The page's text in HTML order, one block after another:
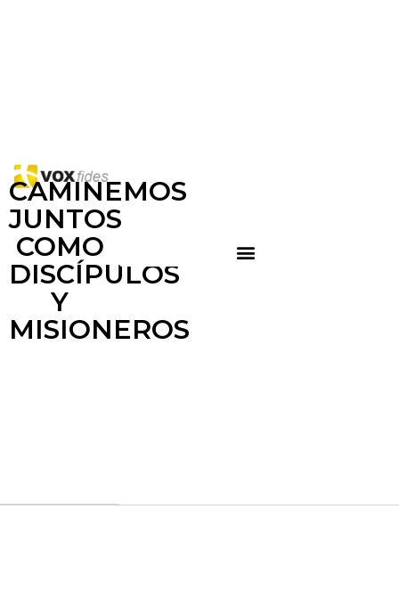
CAMINEMOS
JUNTOS
COMO
DISCÍPULOS
Y
MISIONEROS